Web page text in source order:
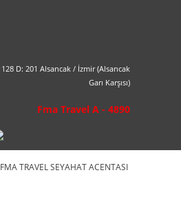
D: 201 Alsancak / İzmir (Alsancak
Garı Karşısı)
Fma Travel A - 4890
TRAVEL SEYAHAT ACENTASI